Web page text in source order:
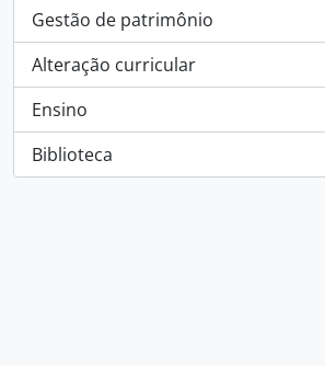
Gestão de patrimônio
, 2 resultados
Alteração curricular
, 2 resultados
Ensino
, 1 resultados
Biblioteca
, 1 resultados